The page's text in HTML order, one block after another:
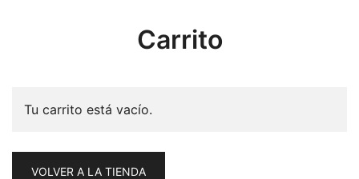
Carrito
Tu carrito está vacío.
VOLVER A LA TIENDA